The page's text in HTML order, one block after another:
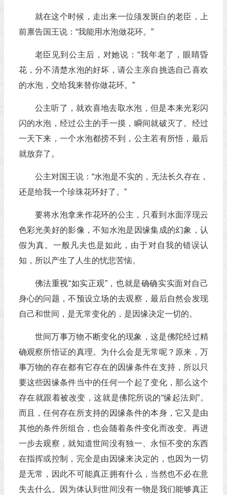
就在这个时候，走出来一位须发斑白的老臣，上
前禀告国王说：“我能用水泡做花环。”
老臣见到公主后，对她说：“我年老了，眼睛昏
花，分不清楚水泡的好坏，请公主亲自挑选自己喜欢
的水泡，交给我来替你做花环。”
公主听了，就欢喜地去取水泡，但是本来光彩闪
闪的水泡，经过公主的手一摸，瞬间就破灭了。经过
一天下来，一个水泡都捞不到，公主若有所悟，最后
就放弃了。
公主对国王说：“水泡是不实的，无法长久存在，
还是给我一个珍珠花环好了。”
要将水泡拿来作花环的公主，只看到水面浮现云
色彩光美好的影像，不知水泡是因缘集成的幻象，认
假为真。一般凡夫也是如此，由于对自我的错误认
知，所以产生了人生的忧悲苦恼。
佛法重视“如实正观”，也就是确确实实面对自己
身心的问题，不预设立场的去观察，最后自然会发现
自己和世间，是无常变化的，是因缘决定一切的。
世间万事万物不断变化的现象，这是佛陀经过精
确观察所悟证的真理。为什么会是无常呢？原来，万
事万物的存在都有它存在的因缘条件在支持，所以只
要这些因缘条件当中的任何一个起了变化，那么这个
存在就跟着被改变，这就是佛陀所说的“缘起法则”。
而且，任何存在所支持的因缘条件的本身，它又是由
其他的条件所组合，也会随着条件变化而改变。再进
一步去观察，就知道世间没有独一、永恒不变的东西
在指挥或控制，完全是由因缘来决定的，也因为一切
是无常，因此不可能真正拥有什么，当然也不必在意
失去什么。因为体认到世间没有一物是我们能够真正